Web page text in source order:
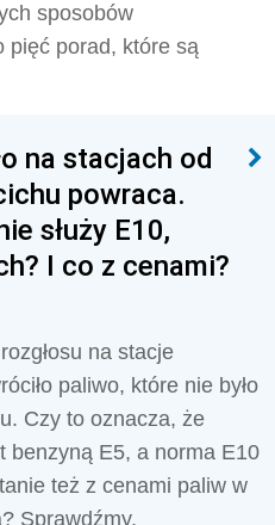
sposobów
pięć porad, które są
na stacjach od
powraca.
służy E10,
I co z cenami?
na stacje
paliwo, które nie było
Czy to oznacza, że
benzyną E5, a norma E10
też z cenami paliw w
Sprawdźmy.